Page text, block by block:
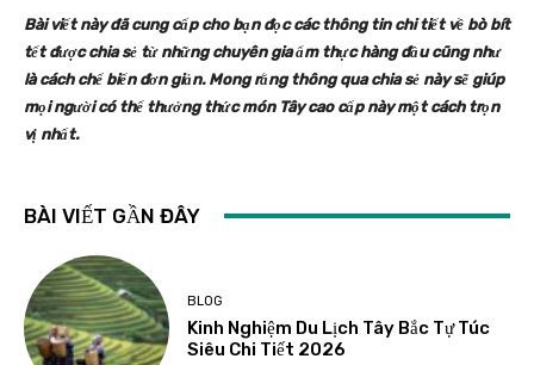
Bài viết này đã cung cấp cho bạn đọc các thông tin chi tiết về bò bít
tết được chia sẻ từ những chuyên gia ẩm thực hàng đầu cũng như
là cách chế biến đơn giản. Mong rằng thông qua chia sẻ này sẽ giúp
mọi người có thể thưởng thức món Tây cao cấp này một cách trọn
vị nhất.
BÀI VIẾT GẦN ĐÂY
BLOG
Kinh Nghiệm Du Lịch Tây Bắc Tự Túc
Siêu Chi Tiết 2026